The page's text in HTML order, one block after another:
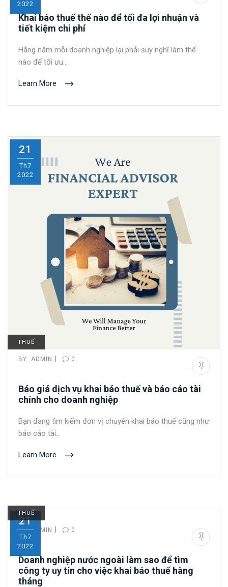
2022
Khai báo thuế thế nào để tối đa lợi nhuận và
tiết kiệm chi phí
Hằng năm mỗi doanh nghiệp lại phải suy nghĩ làm thế
nào để tối ưu…
Learn More
21
Th7
2022
THUẾ
BY: ADMIN | 0
Báo giá dịch vụ khai báo thuế và báo cáo tài
chính cho doanh nghiệp
Bạn đang tìm kiếm đơn vị chuyên khai báo thuế cũng như
báo cáo tài…
Learn More
21
Th7
2022
THUẾ
BY:ADMIN | 0
Doanh nghiệp nước ngoài làm sao để tìm
công ty uy tín cho việc khai báo thuế hàng
tháng